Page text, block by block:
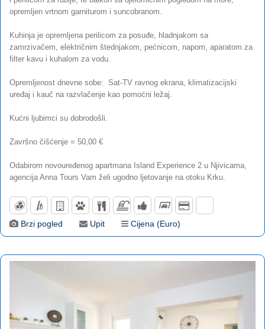
opremljen vrtnom garniturom i suncobranom.
Kuhinja je opremljena perilicom za posuđe, hladnjakom sa
zamrzivačem, električnim štednjakom, pećnicom, napom, aparatom za
filter kavu i kuhalom za vodu.
Opremljenost dnevne sobe: Sat-TV ravnog ekrana, klimatizacijski
uređaj i kauč na razvlačenje kao pomoćni ležaj.
Kućni ljubimci su dobrodošli.
Završno čišćenje = 50,00 €
Odabirom novouređenog apartmana Island Experience 2 u Njivicama,
agencija Anna Tours Vam želi ugodno ljetovanje na otoku Krku.
Brzi pogled Upit Cijena (Euro)